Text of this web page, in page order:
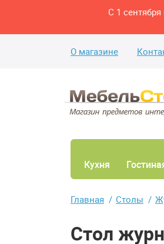
С 1
О магазине
Кухня
Главная Столы
Стол